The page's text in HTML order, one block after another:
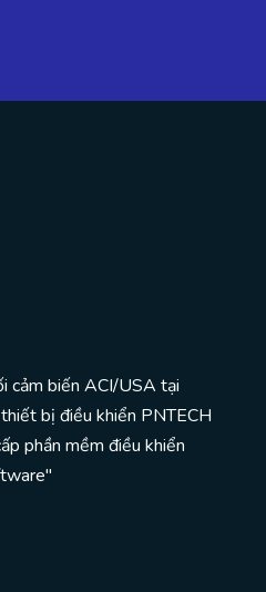
cảm biến ACI/USA tại
bị điều khiển PNTECH
phần mềm điều khiển